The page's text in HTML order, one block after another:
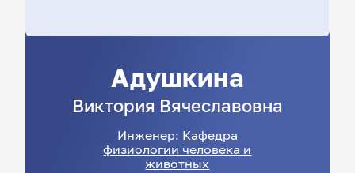
Адушкина
Виктория Вячеславовна
Инженер: Кафедра
физиологии человека и
животных